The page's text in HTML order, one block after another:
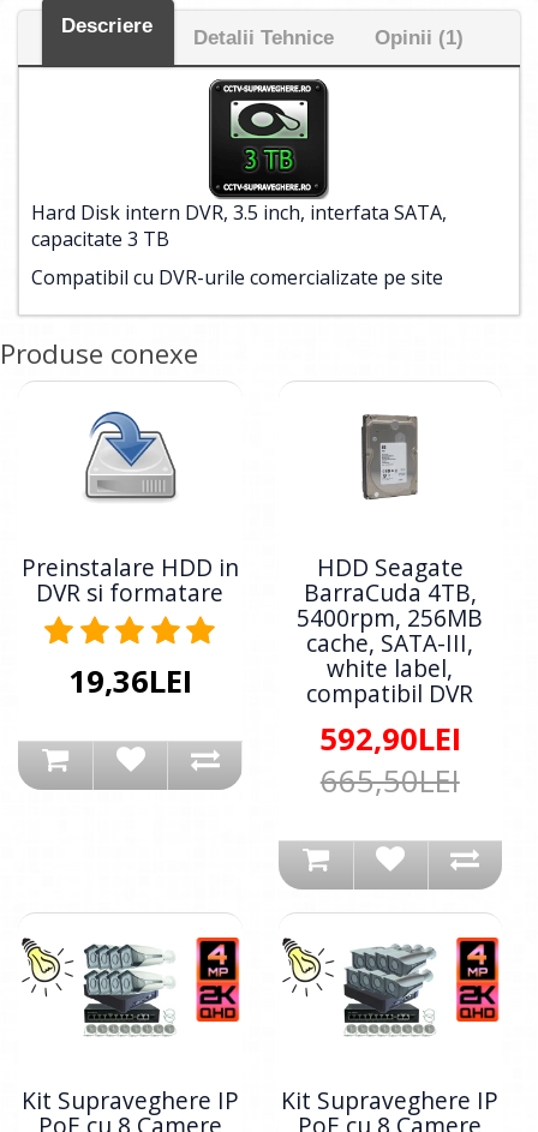
Descriere
Detalii Tehnice Opinii (1)
Hard Disk intern DVR, 3.5 inch, interfata SATA,
capacitate 3 TB
Compatibil cu DVR-urile comercializate pe site
Produse conexe
Preinstalare HDD in
DVR si formatare
19,36LEI
HDD Seagate
BarraCuda 4TB,
5400rpm, 256MB
cache, SATA-III,
white label,
compatibil DVR
592,90LEI
665,50LEI
Kit Supraveghere IP
PoE cu 8 Camere
Kit Supraveghere IP
PoE cu 8 Camere